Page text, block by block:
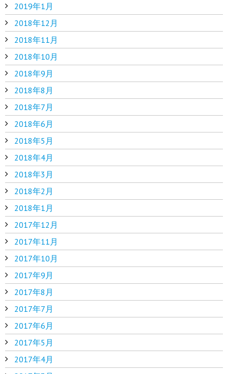
2019年1月
2018年12月
2018年11月
2018年10月
2018年9月
2018年8月
2018年7月
2018年6月
2018年5月
2018年4月
2018年3月
2018年2月
2018年1月
2017年12月
2017年11月
2017年10月
2017年9月
2017年8月
2017年7月
2017年6月
2017年5月
2017年4月